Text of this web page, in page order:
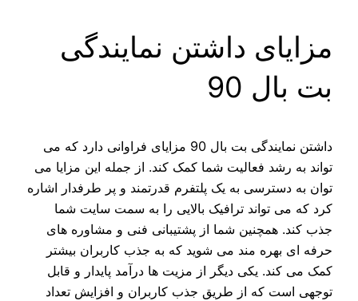
مزایای داشتن نمایندگی
بت بال 90
داشتن نمایندگی بت بال 90 مزایای فراوانی دارد که می‌
تواند به رشد فعالیت شما کمک کند. از جمله این مزایا می‌
توان به دسترسی به یک پلتفرم قدرتمند و پر طرفدار اشاره
کرد که می‌ تواند ترافیک بالایی را به سمت سایت شما
جذب کند. همچنین شما از پشتیبانی فنی و مشاوره‌ های
حرفه‌ ای بهره‌ مند می‌ شوید که به جذب کاربران بیشتر
کمک می‌ کند. یکی دیگر از مزیت ها درآمد پایدار و قابل
توجهی است که از طریق جذب کاربران و افزایش تعداد